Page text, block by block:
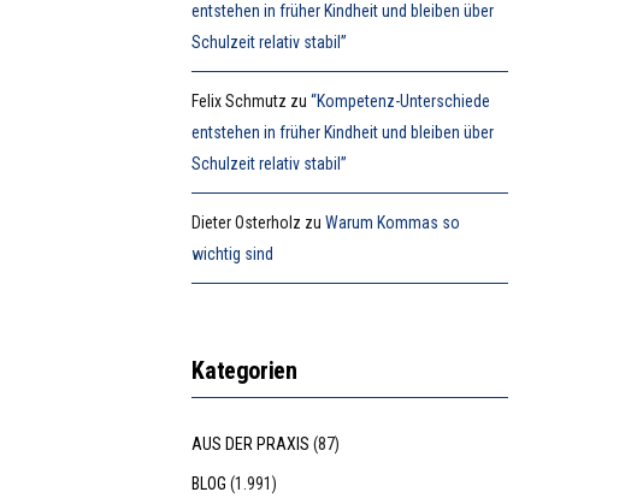
entstehen in früher Kindheit und bleiben über
Schulzeit relativ stabil”
Felix Schmutz zu“Kompetenz-Unterschiede
entstehen in früher Kindheit und bleiben über
Schulzeit relativ stabil”
Dieter Osterholz zuWarum Kommas so
wichtig sind
Kategorien
AUS DER PRAXIS (87)
BLOG (1.991)